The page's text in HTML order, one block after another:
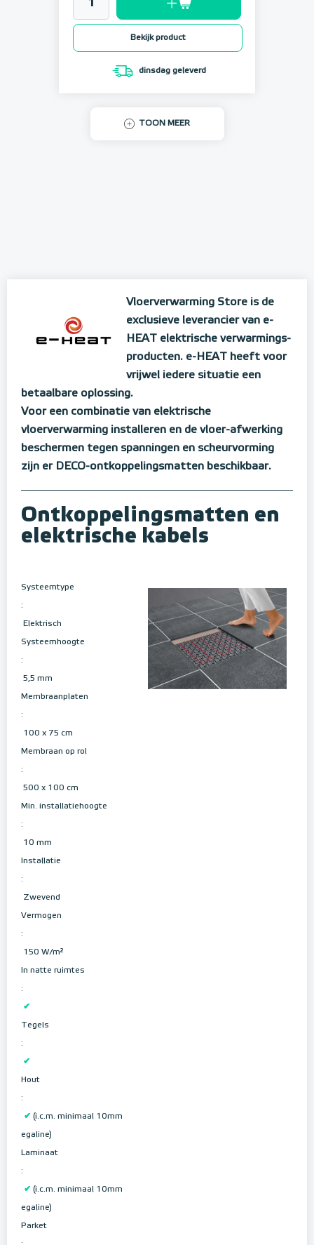
Bekijk product
dinsdag geleverd
TOON MEER
Vloerverwarming Store is de
exclusieve leverancier van e-
HEAT elektrische verwarmings-
producten. e-HEAT heeft voor
vrijwel iedere situatie een
betaalbare oplossing.
Voor een combinatie van elektrische
vloerverwarming installeren en de vloer-afwerking
beschermen tegen spanningen en scheurvorming
zijn er DECO-ontkoppelingsmatten beschikbaar.
Ontkoppelingsmatten en
elektrische kabels
Systeemtype
:
Elektrisch
Systeemhoogte
:
5,5 mm
Membraanplaten
:
100 x 75 cm
Membraan op rol
:
500 x 100 cm
Min. installatiehoogte
:
10 mm
Installatie
:
Zwevend
Vermogen
:
150 W/m²
In natte ruimtes
:
✔
Tegels
:
✔
Hout
:
✔ (i.c.m. minimaal 10mm
egaline)
Laminaat
:
✔ (i.c.m. minimaal 10mm
egaline)
Parket